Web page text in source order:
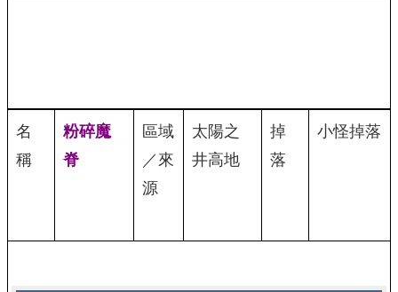
名
稱
粉碎魔
脊
區域
／來
源
太陽之
井高地
掉
落
小怪掉落